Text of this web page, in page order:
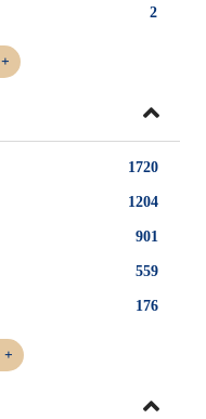
2
1720
1204
901
559
176